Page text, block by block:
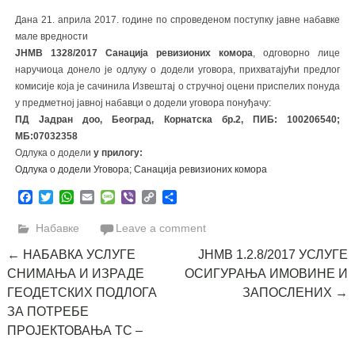
Дана 21. априла 2017. године по спроведеном поступку јавне набавке
мале вредности
ЈНМВ 1328/2017 Санација ревизионих комора, oдговорно лице
наручиоца донело је одлуку о додели уговора, прихватајући предлог
комисије која је сачинила Извештај о стручној оцени приспелих понуда
у предметној јавној набавци о додели уговора понуђачу:
ПД Јадран доо, Београд, Корнатска бр.2, ПИБ: 100206540;
МБ:07032358
Одлука о додели у прилогу:
Одлука о додели Уговора; Санација ревизионих комора
Facebook
TwitterWhatsApp
EmailMessage
ViberCopy
Набавке Leave a comment
Post
navigation
← НАБАВКА УСЛУГЕ
СНИМАЊА И ИЗРАДЕ
ГЕОДЕТСКИХ ПОДЛОГА
ЗА ПОТРЕБЕ
ПРОЈЕКТОВАЊА ТС –
ЈНМВ 1.2.8/2017 УСЛУГЕ
ОСИГУРАЊА ИМОВИНЕ И
ЗАПОСЛЕНИХ →